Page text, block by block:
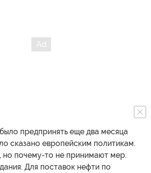
предпринять еще два месяца
сказано европейским политикам.
но почему-то не принимают мер.
Для поставок нефти по